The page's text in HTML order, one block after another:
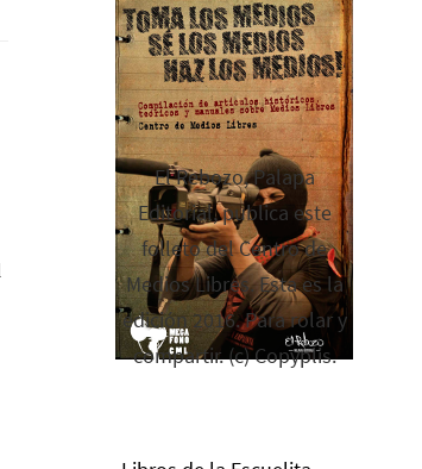
El Rebozo, Palapa
Editorial, publica este
folleto del Centro de
Medios Libres. Esta es la
edición 2016. Para rolar y
compartir. (c) Copyplis.